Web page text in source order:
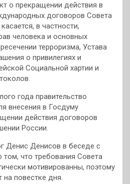
о прекращении действия в
договоров Совета
в частности,
человека и основных
терроризма, Устава
о привилегиях и
Социальной хартии и
года правительство
внесения в Госдуму
действия договоров
России.
Денис Денисов в беседе с
том, что требования Совета
мотивированны, поэтому
на повестке дня.